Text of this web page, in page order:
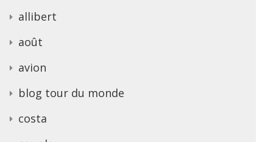
allibert
août
avion
blog tour du monde
costa